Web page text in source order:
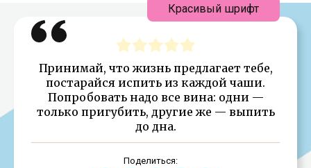
Принимай, что жизнь предлагает тебе,
постарайся испить из каждой чаши.
Попробовать надо все вина: одни —
только пригубить, другие же — выпить
до дна.
Поделиться:
Красивый шрифт